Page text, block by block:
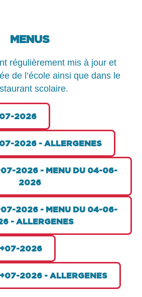
MENUS
régulièrement mis à jour et
de l’école ainsi que dans le
scolaire.
2026
2026 - ALLERGENES
2026 - MENU DU 04-06-
2026
2026 - MENU DU 04-06-
- ALLERGENES
2026
2026 - ALLERGENES